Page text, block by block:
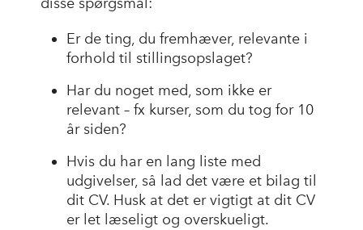
Er de ting, du fremhæver, relevante i
forhold til stillingsopslaget?
Har du noget med, som ikke er
relevant – fx kurser, som du tog for 10
år siden?
Hvis du har en lang liste med
udgivelser, så lad det være et bilag til
dit CV. Husk at det er vigtigt at dit CV
er let læseligt og overskueligt.